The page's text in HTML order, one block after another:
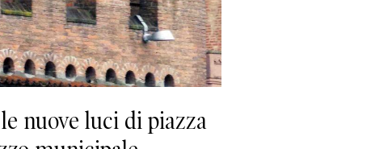
nuove luci di piazza